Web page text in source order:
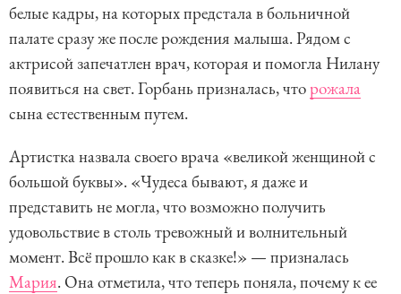
белые кадры, на которых предстала в больничной
палате сразу же после рождения малыша. Рядом с
актрисой запечатлен врач, которая и помогла Нилану
появиться на свет. Горбань призналась, чторожала
сына естественным путем.
Артистка назвала своего врача «великой женщиной с
большой буквы». «Чудеса бывают, я даже и
представить не могла, что возможно получить
удовольствие в столь тревожный и волнительный
момент. Всё прошло как в сказке!» — призналась
Мария. Она отметила, что теперь поняла, почему к ее